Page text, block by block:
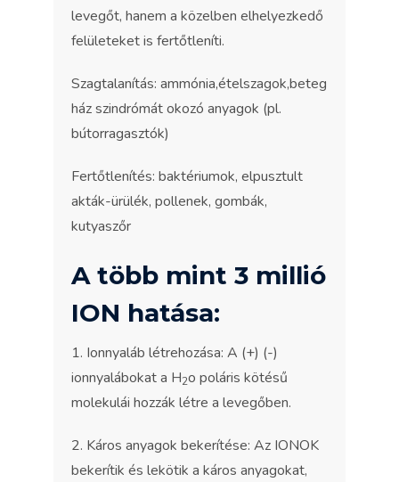
levegőt, hanem a közelben elhelyezkedő
felületeket is fertőtleníti.
Szagtalanítás: ammónia,ételszagok,beteg
ház szindrómát okozó anyagok (pl.
bútorragasztók)
Fertőtlenítés: baktériumok, elpusztult
akták-ürülék, pollenek, gombák,
kutyaszőr
A több mint 3 millió
ION hatása:
1. Ionnyaláb létrehozása: A (+) (-)
ionnyalábokat a H2o poláris kötésű
molekulái hozzák létre a levegőben.
2. Káros anyagok bekerítése: Az IONOK
bekerítik és lekötik a káros anyagokat,